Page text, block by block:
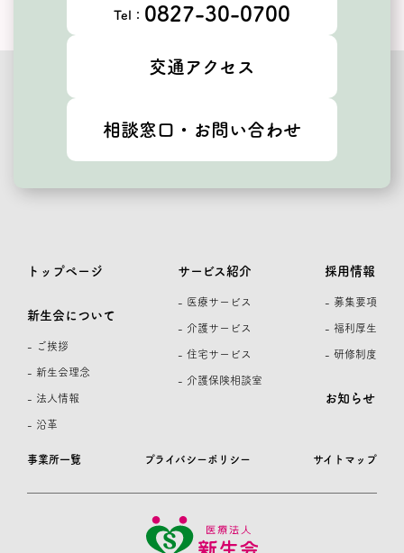
Tel： 0827-30-0700
交通アクセス
相談窓口・お問い合わせ
事業所一覧 プライバシーポリシー サイトマップ
トップページ
新生会について
- ご挨拶
- 新生会理念
- 法人情報
- 沿革
サービス紹介
- 医療サービス
- 介護サービス
- 住宅サービス
- 介護保険相談室
採用情報
- 募集要項
- 福利厚生
- 研修制度
お知らせ